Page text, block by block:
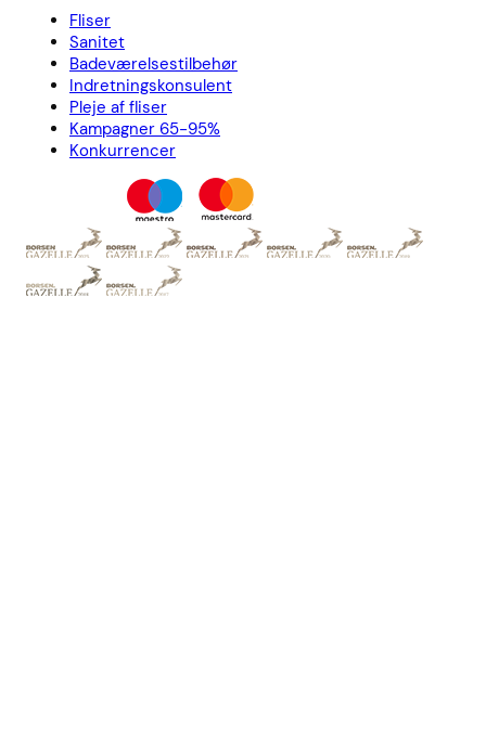
Fliser
Sanitet
Badeværelsestilbehør
Indretningskonsulent
Pleje af fliser
Kampagner 65-95%
Konkurrencer